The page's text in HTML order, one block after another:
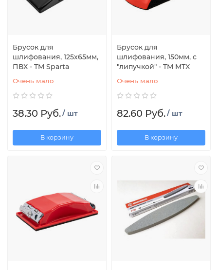
Брусок для
шлифования, 125х65мм,
ПВХ - TM Sparta
Очень мало
38.30 Руб./ шт
В корзину
Брусок для
шлифования, 150мм, с
"липучкой" - TM MTX
Очень мало
82.60 Руб./ шт
В корзину